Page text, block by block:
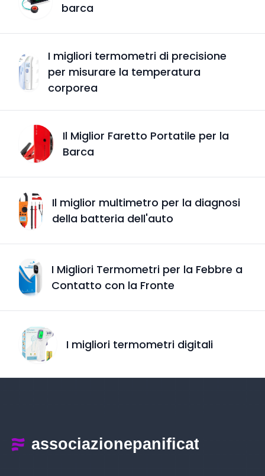
barca
I migliori termometri di precisione
per misurare la temperatura
corporea
Il Miglior Faretto Portatile per la
Barca
Il miglior multimetro per la diagnosi
della batteria dell'auto
I Migliori Termometri per la Febbre a
Contatto con la Fronte
I migliori termometri digitali